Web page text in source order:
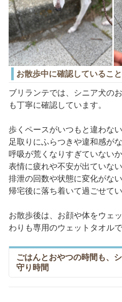
お散歩中に確認していること
ブリランテでは、シニア犬の
も丁寧に確認しています。
歩くペースがいつもと違わな
足取りにふらつきや違和感が
呼吸が荒くなりすぎていないか
表情に疲れや不安が出ていな
排泄の回数や状態に変化がな
帰宅後に落ち着いて過ごせて
お散歩後は、お顔や体をウェ
わりも専用のウェットタオル
ごはんとおやつの時間も、
守り時間